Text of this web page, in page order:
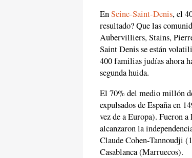
EnSeine-Saint-Denis, el
resultado? Que las
Aubervilliers, Stains,
Saint Denis se están
400 familias judías ahora
segunda huida.
El 70% del medio millón
expulsados de España en
vez de a Europa). Fueron
alcanzaron la
Claude Cohen-Tannoudji
Casablanca (Marruecos).